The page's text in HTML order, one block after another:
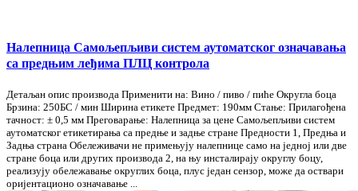
Налепница Самољепљиви систем аутоматског означавања
са предњим леђима ПЛЦ контрола
Детаљан опис производа Применити на: Вино / пиво / пиће Округла боца
Брзина: 250БС / мин Ширина етикете Предмет: 190мм Стање: Прилагођена
тачност: ± 0,5 мм Преговарање: Налепница за цене Самољепљиви систем
аутоматског етикетирања са предње и задње стране Предности 1, Предња и
Задња страна Обележивачи не примењују налепнице само на једној или две
стране боца или других производа 2, на њу инсталирају округлу боцу,
реализују обележавање округлих боца, плус један сензор, може да оствари
оријентационо означавање ...